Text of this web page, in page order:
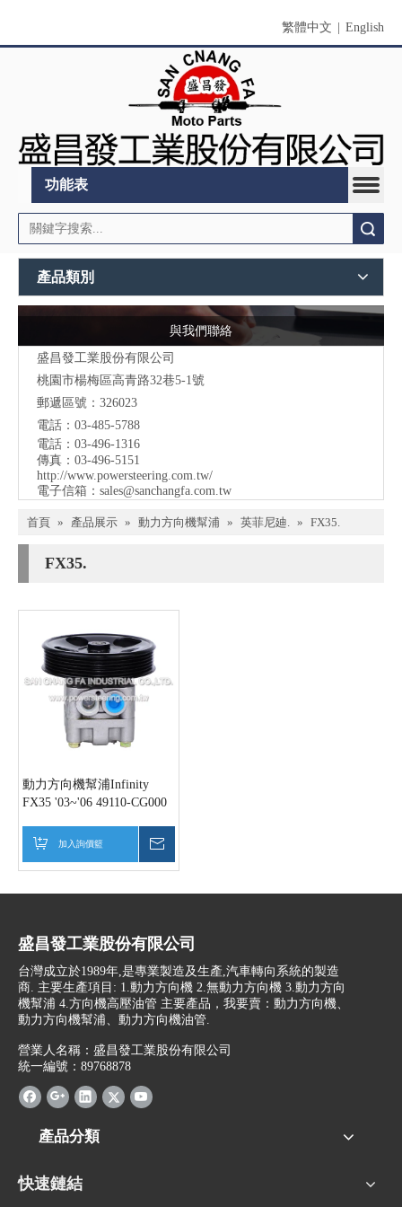
繁體中文 English
功能表
產品類別
與我們聯絡
盛昌發工業股份有限公司
桃園市楊梅區高青路32巷5-1號
郵遞區號：326023
電話：03-485-5788
電話：03-496-1316
傳真：03-496-5151
http://www.powersteering.com.tw/
電子信箱： sales@sanchangfa.com.tw
首頁 » 產品展示 » 動力方向機幫浦 » 英菲尼廸. » FX35.
FX35.
動力方向機幫浦Infinity
FX35 '03~'06 49110-CG000
加入詢價籃
盛昌發工業股份有限公司
台灣成立於1989年,是專業製造及生產,汽車轉向系統的製造
商. 主要生產項目: 1.動力方向機 2.無動力方向機 3.動力方向
機幫浦 4.方向機高壓油管 主要產品，我要賣：動力方向機、
動力方向機幫浦、動力方向機油管.
營業人名稱：盛昌發工業股份有限公司
統一編號：89768878
產品分類
快速鏈結